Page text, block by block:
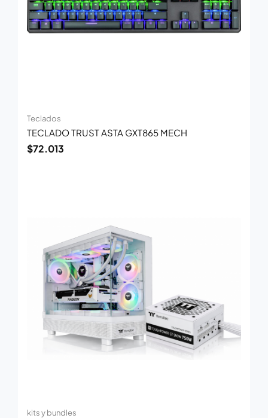
Teclados
TECLADO TRUST ASTA GXT865 MECH
$72.013
kits y bundles